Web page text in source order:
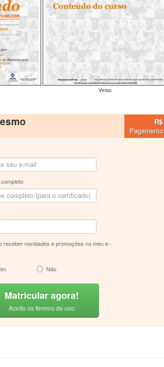
Verso
receber novidades e promoções no meu e-
Não
Matricular agora!
Aceito os termos de uso